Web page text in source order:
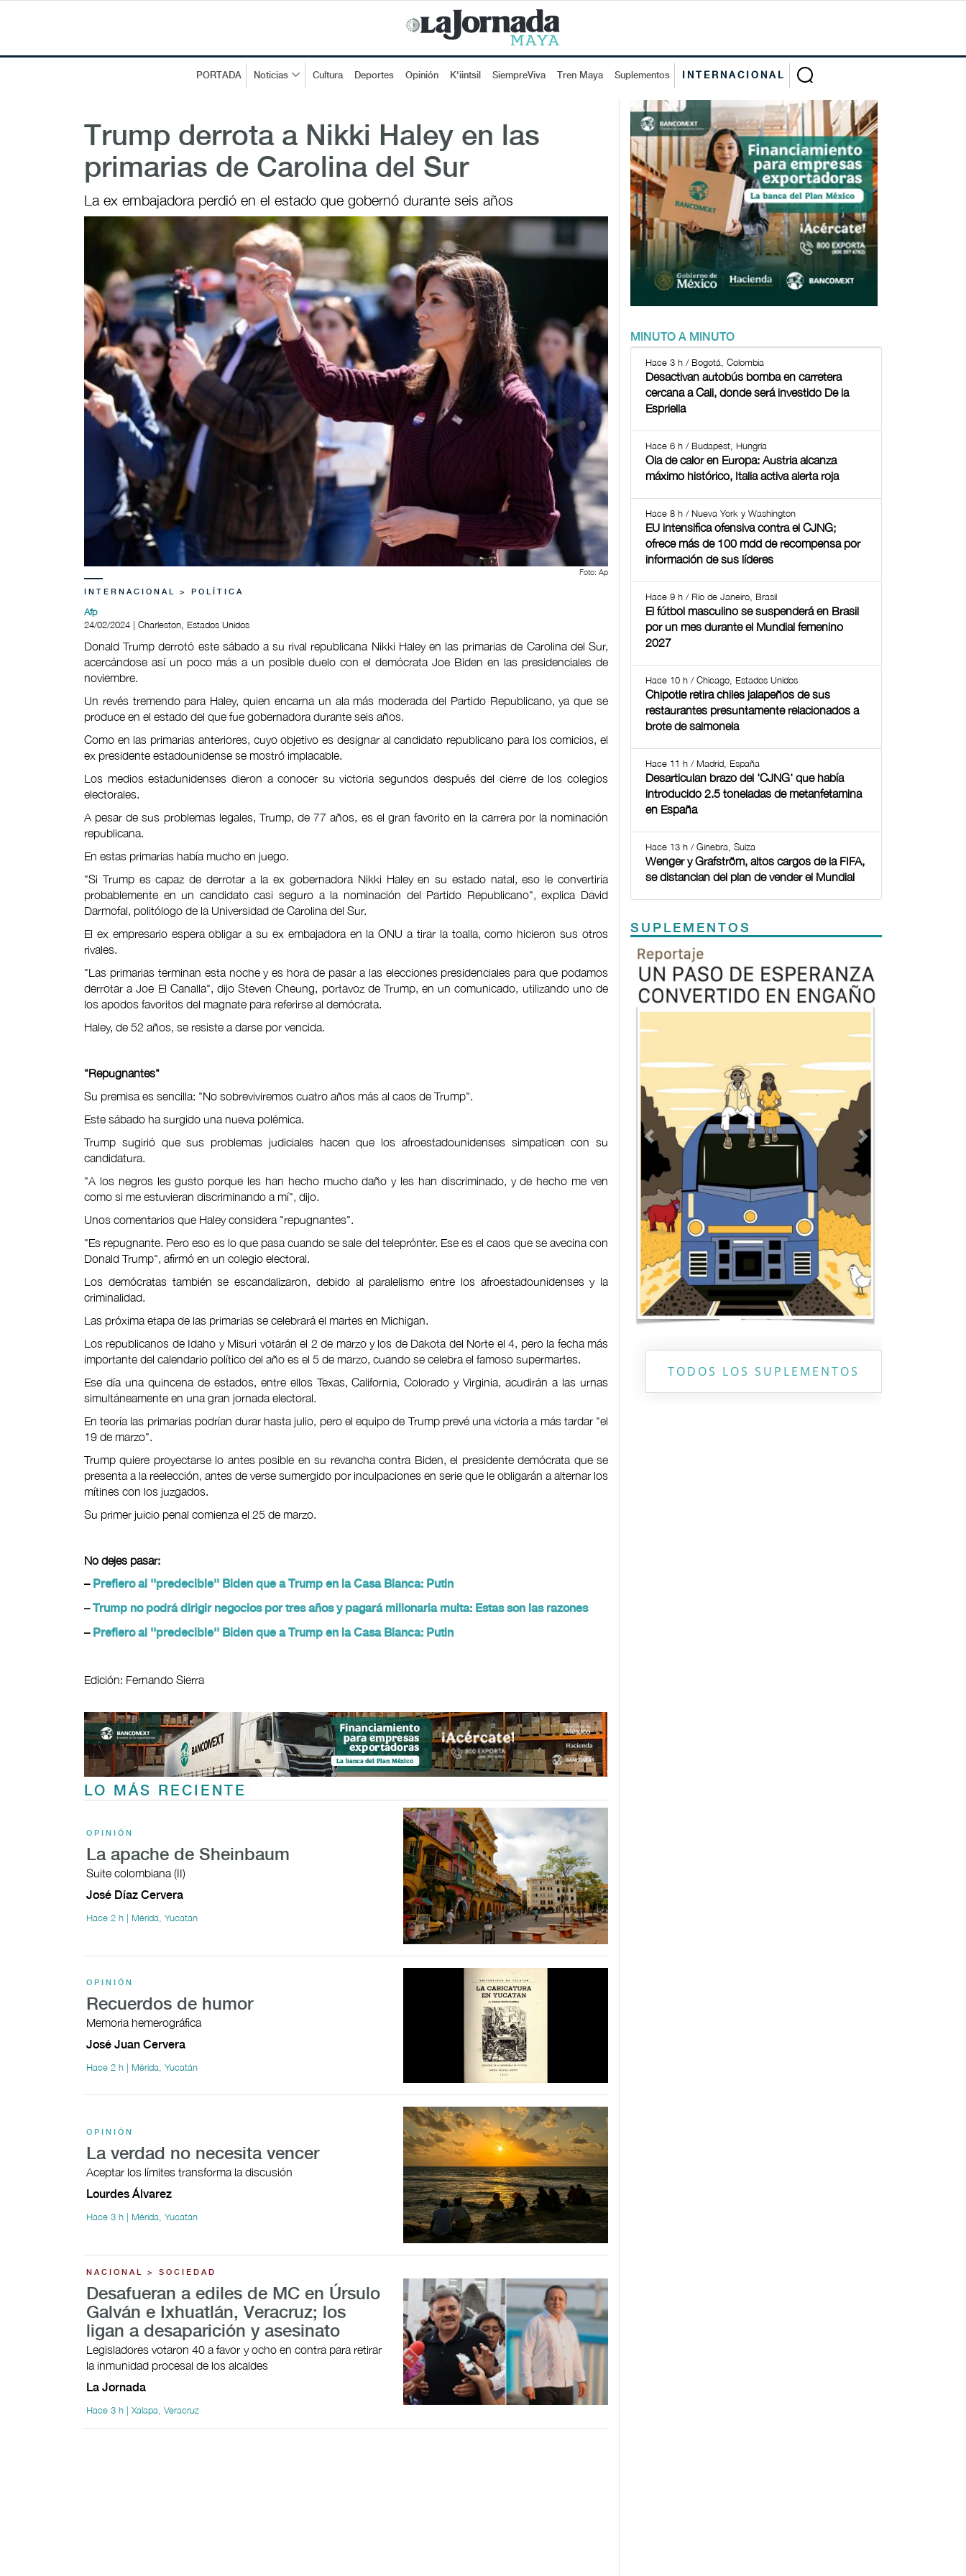
PORTADA Noticias Cultura Deportes Opinión K'iintsil SiempreViva Tren Maya Suplementos INTERNACIONAL
Trump derrota a Nikki Haley en las
primarias de Carolina del Sur
La ex embajadora perdió en el estado que gobernó durante seis años
Foto: Ap
INTERNACIONAL > POLÍTICA
Afp
24/02/2024 | Charleston, Estados Unidos
Donald Trump derrotó este sábado a su rival republicana Nikki Haley en las primarias de Carolina del Sur,
acercándose así un poco más a un posible duelo con el demócrata Joe Biden en las presidenciales de
noviembre.
Un revés tremendo para Haley, quien encarna un ala más moderada del Partido Republicano, ya que se
produce en el estado del que fue gobernadora durante seis años.
Como en las primarias anteriores, cuyo objetivo es designar al candidato republicano para los comicios, el
ex presidente estadounidense se mostró implacable.
Los medios estadunidenses dieron a conocer su victoria segundos después del cierre de los colegios
electorales.
A pesar de sus problemas legales, Trump, de 77 años, es el gran favorito en la carrera por la nominación
republicana.
En estas primarias había mucho en juego.
"Si Trump es capaz de derrotar a la ex gobernadora Nikki Haley en su estado natal, eso le convertiría
probablemente en un candidato casi seguro a la nominación del Partido Republicano", explica David
Darmofal, politólogo de la Universidad de Carolina del Sur.
El ex empresario espera obligar a su ex embajadora en la ONU a tirar la toalla, como hicieron sus otros
rivales.
"Las primarias terminan esta noche y es hora de pasar a las elecciones presidenciales para que podamos
derrotar a Joe El Canalla", dijo Steven Cheung, portavoz de Trump, en un comunicado, utilizando uno de
los apodos favoritos del magnate para referirse al demócrata.
Haley, de 52 años, se resiste a darse por vencida.
"Repugnantes"
Su premisa es sencilla: "No sobreviviremos cuatro años más al caos de Trump".
Este sábado ha surgido una nueva polémica.
Trump sugirió que sus problemas judiciales hacen que los afroestadounidenses simpaticen con su
candidatura.
"A los negros les gusto porque les han hecho mucho daño y les han discriminado, y de hecho me ven
como si me estuvieran discriminando a mí", dijo.
Unos comentarios que Haley considera "repugnantes".
"Es repugnante. Pero eso es lo que pasa cuando se sale del teleprónter. Ese es el caos que se avecina con
Donald Trump", afirmó en un colegio electoral.
Los demócratas también se escandalizaron, debido al paralelismo entre los afroestadounidenses y la
criminalidad.
Las próxima etapa de las primarias se celebrará el martes en Michigan.
Los republicanos de Idaho y Misuri votarán el 2 de marzo y los de Dakota del Norte el 4, pero la fecha más
importante del calendario político del año es el 5 de marzo, cuando se celebra el famoso supermartes.
Ese día una quincena de estados, entre ellos Texas, California, Colorado y Virginia, acudirán a las urnas
simultáneamente en una gran jornada electoral.
En teoría las primarias podrían durar hasta julio, pero el equipo de Trump prevé una victoria a más tardar "el
19 de marzo".
Trump quiere proyectarse lo antes posible en su revancha contra Biden, el presidente demócrata que se
presenta a la reelección, antes de verse sumergido por inculpaciones en serie que le obligarán a alternar los
mítines con los juzgados.
Su primer juicio penal comienza el 25 de marzo.
No dejes pasar:
– Prefiero al ''predecible'' Biden que a Trump en la Casa Blanca: Putin
–Trump no podrá dirigir negocios por tres años y pagará millonaria multa: Estas son las razones
– Prefiero al ''predecible'' Biden que a Trump en la Casa Blanca: Putin
Edición: Fernando Sierra
LO MÁS RECIENTE
OPINIÓN
La apache de Sheinbaum
Suite colombiana (II)
José Díaz Cervera
Hace 2 h | Mérida, Yucatán
OPINIÓN
Recuerdos de humor
Memoria hemerográfica
José Juan Cervera
Hace 2 h | Mérida, Yucatán
OPINIÓN
La verdad no necesita vencer
Aceptar los límites transforma la discusión
Lourdes Álvarez
Hace 3 h | Mérida, Yucatán
NACIONAL > SOCIEDAD
Desafueran a ediles de MC en Úrsulo
Galván e Ixhuatlán, Veracruz; los
ligan a desaparición y asesinato
Legisladores votaron 40 a favor y ocho en contra para retirar
la inmunidad procesal de los alcaldes
La Jornada
Hace 3 h | Xalapa, Veracruz
MINUTO A MINUTO
Hace 3 h / Bogotá, Colombia
Desactivan autobús bomba en carretera
cercana a Cali, donde será investido De la
Espriella
Hace 6 h / Budapest, Hungría
Ola de calor en Europa: Austria alcanza
máximo histórico, Italia activa alerta roja
Hace 8 h / Nueva York y Washington
EU intensifica ofensiva contra el CJNG;
ofrece más de 100 mdd de recompensa por
información de sus líderes
Hace 9 h / Río de Janeiro, Brasil
El fútbol masculino se suspenderá en Brasil
por un mes durante el Mundial femenino
2027
Hace 10 h / Chicago, Estados Unidos
Chipotle retira chiles jalapeños de sus
restaurantes presuntamente relacionados a
brote de salmonela
Hace 11 h / Madrid, España
Desarticulan brazo del 'CJNG' que había
introducido 2.5 toneladas de metanfetamina
en España
Hace 13 h / Ginebra, Suiza
Wenger y Grafström, altos cargos de la FIFA,
se distancian del plan de vender el Mundial
SUPLEMENTOS
Previous
TODOS LOS SUPLEMENTOS